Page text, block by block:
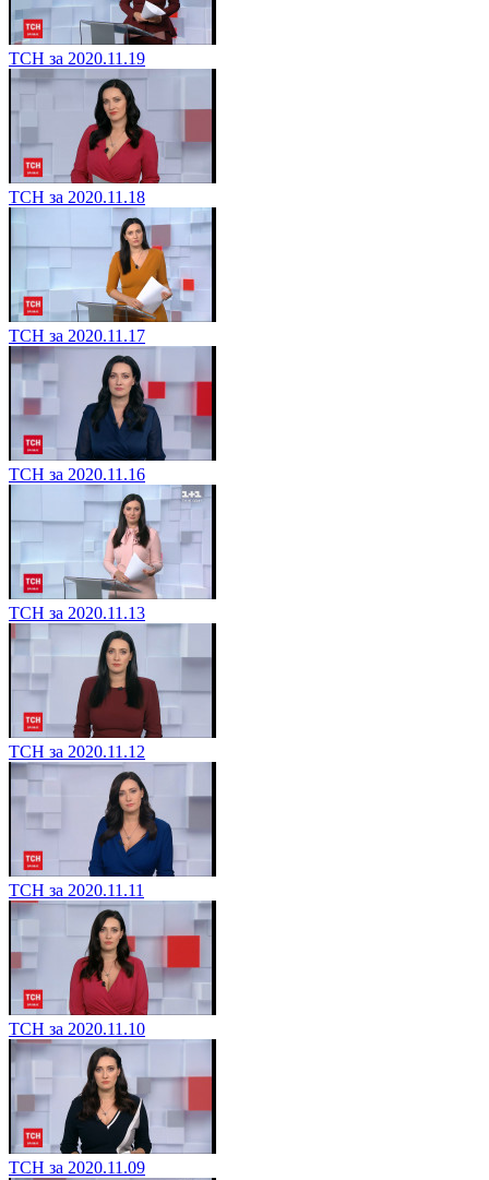
ТСН за 2020.11.19
ТСН за 2020.11.18
ТСН за 2020.11.17
ТСН за 2020.11.16
ТСН за 2020.11.13
ТСН за 2020.11.12
ТСН за 2020.11.11
ТСН за 2020.11.10
ТСН за 2020.11.09